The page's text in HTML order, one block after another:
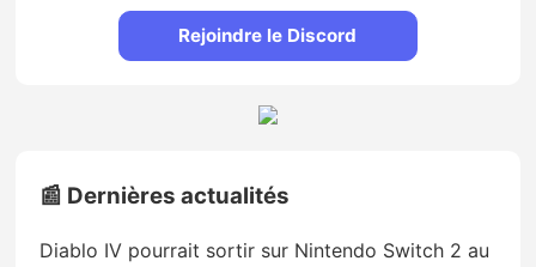
Rejoindre le Discord
📰 Dernières actualités
Diablo IV pourrait sortir sur Nintendo Switch 2 au